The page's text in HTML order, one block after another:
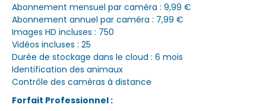
Abonnement mensuel par caméra : 9,99 €
Abonnement annuel par caméra : 7,99 €
Images HD incluses : 750
Vidéos incluses : 25
Durée de stockage dans le cloud : 6 mois
Identification des animaux
Contrôle des caméras à distance
Forfait Professionnel :